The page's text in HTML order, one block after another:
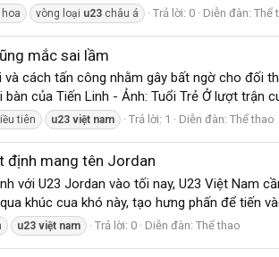
vòng loại u23 châu á Trả lời: 0 Diễn đàn:Thể
mắc sai lầm
cách tấn công nhằm gây bất ngờ cho đối
của Tiến Linh - Ảnh: Tuổi Trẻ Ở lượt trận
tiên u23 việt nam Trả lời: 1 Diễn đàn:Thể thao
định mang tên Jordan
với U23 Jordan vào tối nay, U23 Việt Nam
khúc cua khó này, tạo hưng phấn để tiến
u23 việt nam Trả lời: 0 Diễn đàn:Thể thao